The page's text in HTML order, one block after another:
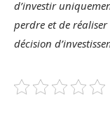
d’investir
perdre et de
décision